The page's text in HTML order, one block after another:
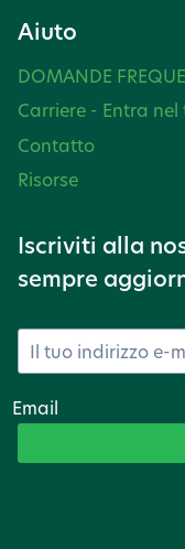
Aiuto
DOMANDE
Carriere - Entra nel
Contatto
Risorse
Iscriviti alla
sempre
Email